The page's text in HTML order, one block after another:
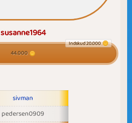
susanne1964
Indskud 20.000
44.000
sivman
pedersen0909